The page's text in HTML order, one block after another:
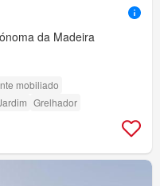
da Madeira
mobiliado
Grelhador